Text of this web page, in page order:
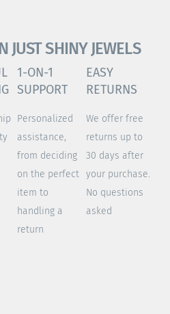
JUST SHINY JEWELS
1-ON-1
SUPPORT
Personalized
assistance,
from deciding
on the perfect
item to
handling a
return
EASY
RETURNS
We offer free
returns up to
30 days after
your purchase.
No questions
asked